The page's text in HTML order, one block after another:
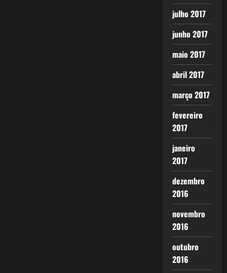
julho 2017
junho 2017
maio 2017
abril 2017
março 2017
fevereiro
2017
janeiro
2017
dezembro
2016
novembro
2016
outubro
2016